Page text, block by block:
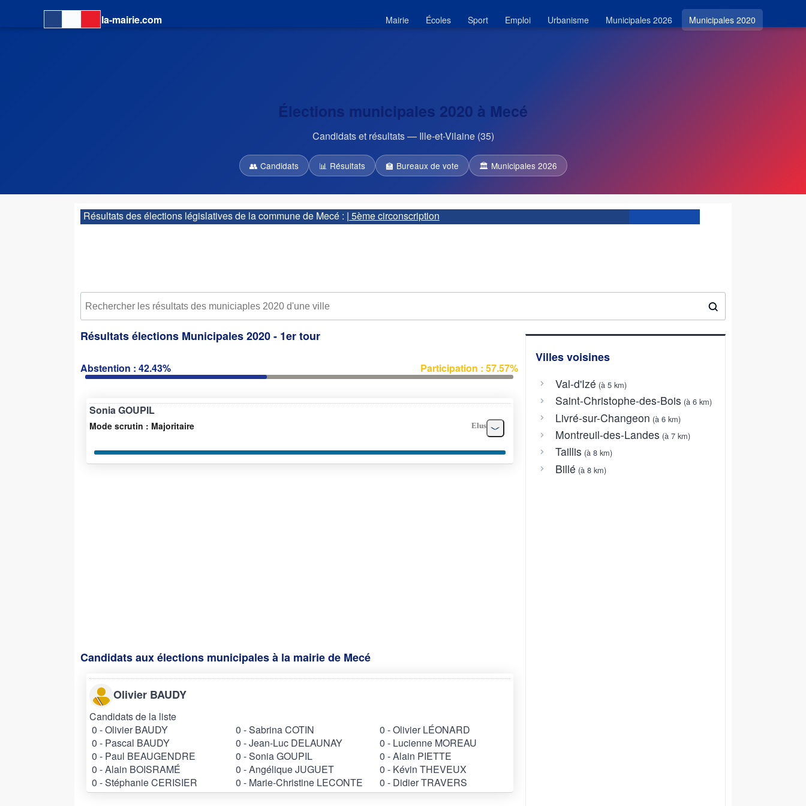
la-mairie.com Mairie Écoles Sport Emploi Urbanisme Municipales 2026 Municipales 2020
Élections municipales 2020 à Mecé
Candidats et résultats — Ille-et-Vilaine (35)
👥 Candidats 📊 Résultats 🏫 Bureaux de vote 🏛 Municipales 2026
Résultats des élections législatives de la commune de Mecé : | 5ème circonscription
Résultats élections Municipales 2020 - 1er tour
Abstention : 42.43% Participation : 57.57%
Sonia GOUPIL
Mode scrutin : Majoritaire Elus
Candidats aux élections municipales à la mairie de Mecé
Olivier BAUDY
Candidats de la liste
0 - Olivier BAUDY
0 - Pascal BAUDY
0 - Paul BEAUGENDRE
0 - Alain BOISRAMÉ
0 - Stéphanie CERISIER
0 - Sabrina COTIN
0 - Jean-Luc DELAUNAY
0 - Sonia GOUPIL
0 - Angélique JUGUET
0 - Marie-Christine LECONTE
0 - Olivier LÉONARD
0 - Lucienne MOREAU
0 - Alain PIETTE
0 - Kévin THEVEUX
0 - Didier TRAVERS
Villes voisines
Val-d'Izé (à 5 km)
Saint-Christophe-des-Bois (à 6 km)
Livré-sur-Changeon (à 6 km)
Montreuil-des-Landes (à 7 km)
Taillis (à 8 km)
Billé (à 8 km)